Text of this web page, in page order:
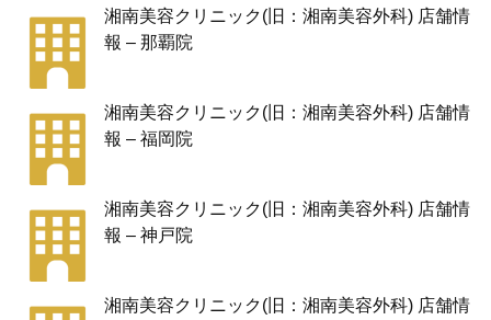
湘南美容クリニック(旧：湘南美容外科) 店舗情
報 – 那覇院
湘南美容クリニック(旧：湘南美容外科) 店舗情
報 – 福岡院
湘南美容クリニック(旧：湘南美容外科) 店舗情
報 – 神戸院
湘南美容クリニック(旧：湘南美容外科) 店舗情